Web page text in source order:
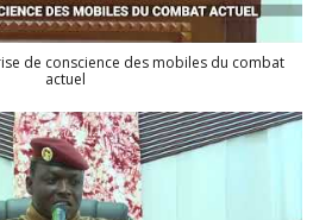
de conscience des mobiles du combat
actuel